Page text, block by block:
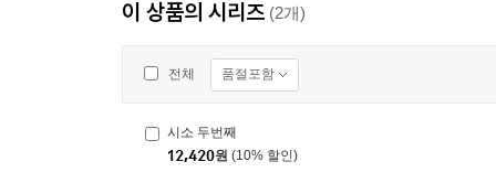
이 상품의 시리즈 (2개)
전체 품절포함
시소 두번째
12,420원 (10% 할인)